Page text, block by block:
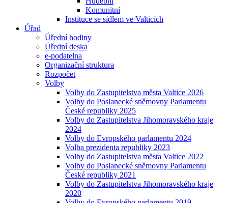
Komunitní
Instituce se sídlem ve Valticích
Úřad
Úřední hodiny
Úřední deska
e-podatelna
Organizační struktura
Rozpočet
Volby
Volby do Zastupitelstva města Valtice 2026
Volby do Poslanecké sněmovny Parlamentu
České republiky 2025
Volby do Zastupitelstva Jihomoravského kraje
2024
Volby do Evropského parlamentu 2024
Volba prezidenta republiky 2023
Volby do Zastupitelstva města Valtice 2022
Volby do Poslanecké sněmovny Parlamentu
České republiky 2021
Volby do Zastupitelstva Jihomoravského kraje
2020